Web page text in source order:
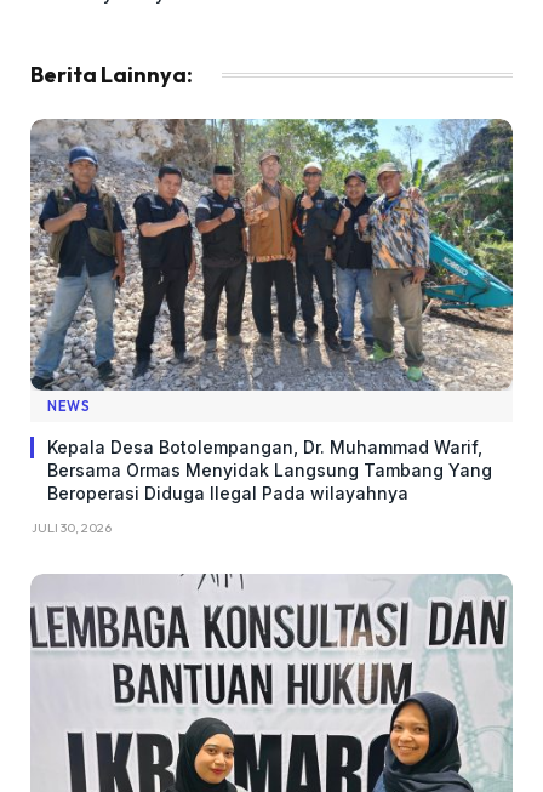
Berita Lainnya:
NEWS
Kepala Desa Botolempangan, Dr. Muhammad Warif,
Bersama Ormas Menyidak Langsung Tambang Yang
Beroperasi Diduga Ilegal Pada wilayahnya
JULI 30, 2026